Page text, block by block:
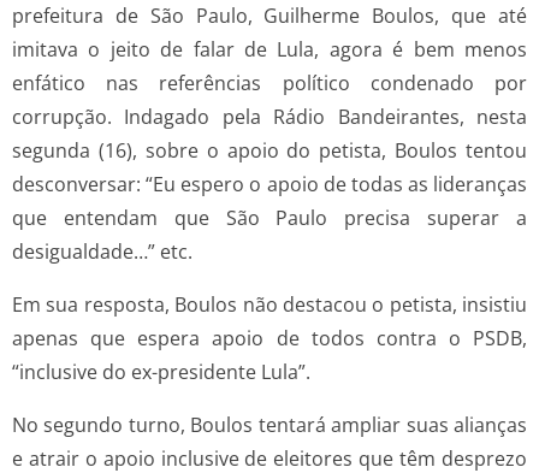
prefeitura de São Paulo, Guilherme Boulos, que até
imitava o jeito de falar de Lula, agora é bem menos
enfático nas referências político condenado por
corrupção. Indagado pela Rádio Bandeirantes, nesta
segunda (16), sobre o apoio do petista, Boulos tentou
desconversar: “Eu espero o apoio de todas as lideranças
que entendam que São Paulo precisa superar a
desigualdade…” etc.
Em sua resposta, Boulos não destacou o petista, insistiu
apenas que espera apoio de todos contra o PSDB,
“inclusive do ex-presidente Lula”.
No segundo turno, Boulos tentará ampliar suas alianças
e atrair o apoio inclusive de eleitores que têm desprezo